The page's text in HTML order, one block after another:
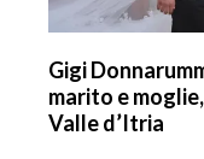
Gigi
marito e
Valle d’Itria